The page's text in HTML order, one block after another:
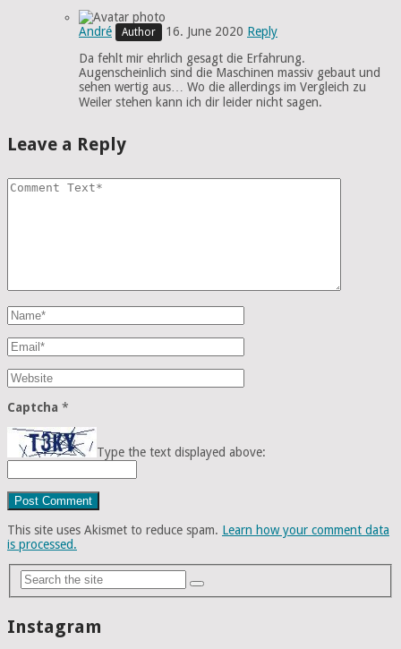
André 16. June 2020 Reply
Da fehlt mir ehrlich gesagt die Erfahrung.
Augenscheinlich sind die Maschinen massiv gebaut und
sehen wertig aus… Wo die allerdings im Vergleich zu
Weiler stehen kann ich dir leider nicht sagen.
Leave a Reply
Captcha *
Type the text displayed above:
This site uses Akismet to reduce spam. Learn how your comment data
is processed.
Instagram